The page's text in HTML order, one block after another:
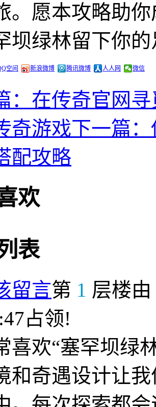
。愿本攻略助
坝绿林留下你
空间 新浪微博 腾讯微博 人人网 微信
：在传奇官网
奇游戏下一篇
配攻略
欢
表
留言第 1 层楼由
占领!
喜欢“塞罕坝绿
和奇遇设计让